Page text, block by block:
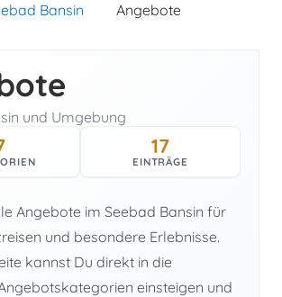
Bansin Angebote
und Umgebung
17
EINTRÄGE
Angebote im Seebad Bansin für
und besondere Erlebnisse.
kannst Du direkt in die
einsteigen und